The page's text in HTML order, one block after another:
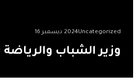
Uncategorized2024 ديسمبر 16
وزير الشباب والرياضة